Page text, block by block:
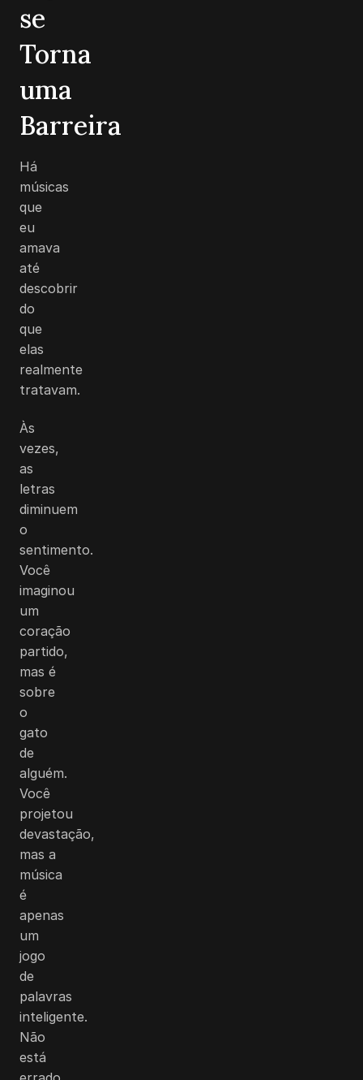
se
Torna
uma
Barreira
Há
músicas
que
eu
amava
até
descobrir
do
que
elas
realmente
tratavam.
Às
vezes,
as
letras
diminuem
o
sentimento.
Você
imaginou
um
coração
partido,
mas é
sobre
o
gato
de
alguém.
Você
projetou
devastação,
mas a
música
é
apenas
um
jogo
de
palavras
inteligente.
Não
está